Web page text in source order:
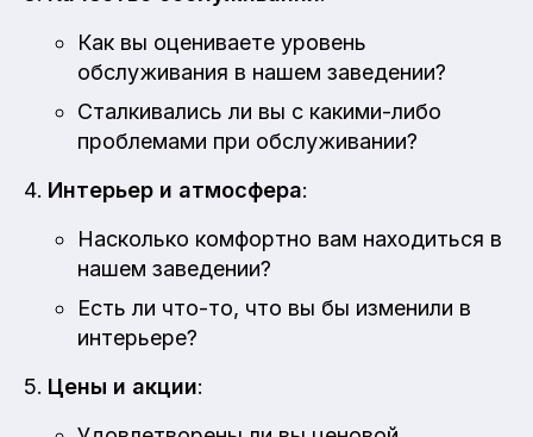
Как вы оцениваете уровень
обслуживания в нашем заведении?
Сталкивались ли вы с какими-либо
проблемами при обслуживании?
Интерьер и атмосфера:
Насколько комфортно вам находиться в
нашем заведении?
Есть ли что-то, что вы бы изменили в
интерьере?
Цены и акции: